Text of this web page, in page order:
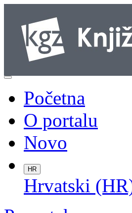
Početna
O portalu
Novo
HR
Hrvatski